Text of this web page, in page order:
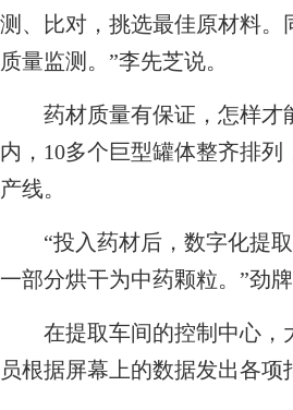
测、比对，挑选最佳原材料
质量监测。”李先芝说。
药材质量有保证，怎样才
内，10多个巨型罐体整齐排
产线。
“投入药材后，数字化提取
一部分烘干为中药颗粒。”劲
在提取车间的控制中心，
员根据屏幕上的数据发出各项